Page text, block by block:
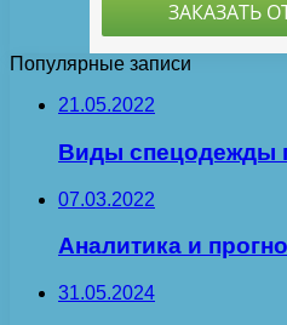
Популярные записи
21.05.2022
Виды спецодежды
07.03.2022
Аналитика и
31.05.2024